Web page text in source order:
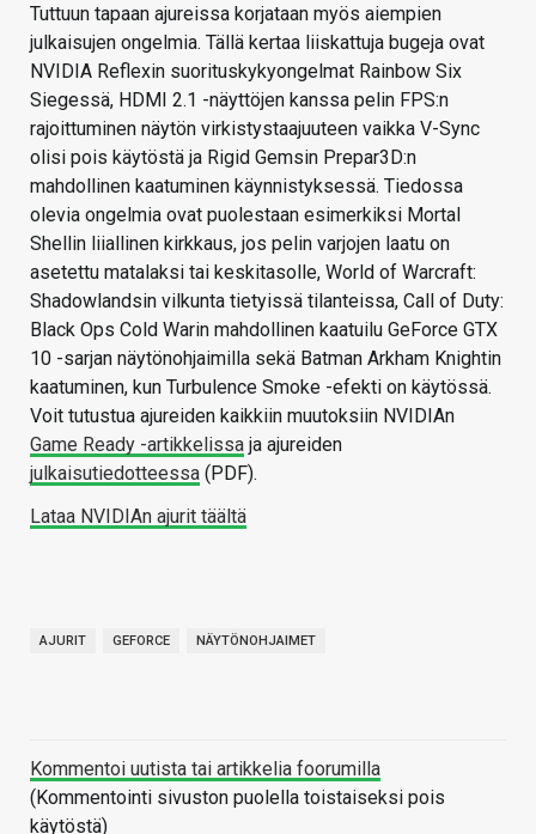
Tuttuun tapaan ajureissa korjataan myös aiempien
julkaisujen ongelmia. Tällä kertaa liiskattuja bugeja ovat
NVIDIA Reflexin suorituskykyongelmat Rainbow Six
Siegessä, HDMI 2.1 -näyttöjen kanssa pelin FPS:n
rajoittuminen näytön virkistystaajuuteen vaikka V-Sync
olisi pois käytöstä ja Rigid Gemsin Prepar3D:n
mahdollinen kaatuminen käynnistyksessä. Tiedossa
olevia ongelmia ovat puolestaan esimerkiksi Mortal
Shellin liiallinen kirkkaus, jos pelin varjojen laatu on
asetettu matalaksi tai keskitasolle, World of Warcraft:
Shadowlandsin vilkunta tietyissä tilanteissa, Call of Duty:
Black Ops Cold Warin mahdollinen kaatuilu GeForce GTX
10 -sarjan näytönohjaimilla sekä Batman Arkham Knightin
kaatuminen, kun Turbulence Smoke -efekti on käytössä.
Voit tutustua ajureiden kaikkiin muutoksiin NVIDIAn
Game Ready -artikkelissa ja ajureiden
julkaisutiedotteessa (PDF).
Lataa NVIDIAn ajurit täältä
AJURIT GEFORCE NÄYTÖNOHJAIMET
Kommentoi uutista tai artikkelia foorumilla
(Kommentointi sivuston puolella toistaiseksi pois
käytöstä)